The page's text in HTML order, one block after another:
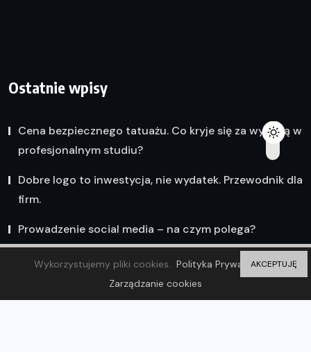
Ostatnie wpisy
Cena bezpiecznego tatuażu. Co kryje się za wyceną w
profesjonalnym studiu?
Dobre logo to inwestycja, nie wydatek. Przewodnik dla
firm.
Prowadzenie social media – na czym polega?
Wykorzystujemy pliki cookies. Polityka Prywatności
Zarządzanie cookies
AKCEPTUJĘ